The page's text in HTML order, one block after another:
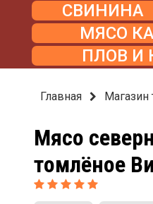
СВИНИНА
МЯСО
ПЛОВ И
Главная Магазин
Мясо
томлёное